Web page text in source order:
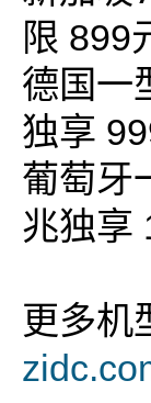
限 899
德国
独享
葡萄牙
兆独享
更多机